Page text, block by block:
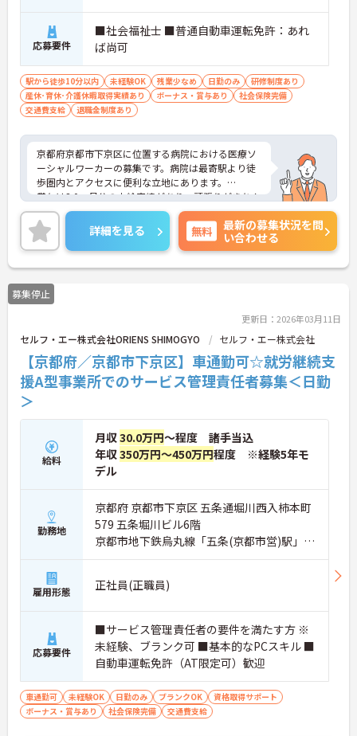
応募要件
■社会福祉士 ■普通自動車運転免許：あれ
ば尚可
駅から徒歩10分以内 未経験OK 残業少なめ 日勤のみ
研修制度あり
産休･育休･介護休暇取得実績あり
ボーナス・賞与あり
社会保険完備
交通費支給
退職金制度あり
京都府京都市下京区に位置する病院における医療ソ
ーシャルワーカーの募集です。病院は最寄駅より徒
歩圏内とアクセスに便利な立地にあります。
賞与は3.0ヶ月分の支給実績があり、頑張りがきちん
と評価される職場です。また、就業は17:15までなの
で、勤務終了後はプライベートな時間も充実させる
ことができます。
ご興味のある方には、面接対策ポイントなど、さら
に詳細をお話しいたしますのでお気軽にご相談くだ
さい！
詳細を見る 無料
最新の募集状況を問
い合わせる
募集停止
更新日：2026年03月11日
セルフ・エー株式会社ORIENS SHIMOGYO セルフ・エー株式会社
【京都府／京都市下京区】車通勤可☆就労継続支
援A型事業所でのサービス管理責任者募集＜日勤
＞
給料
月収30.0万円～程度 諸手当込
年収350万円～450万円程度 ※経験5年モ
デル
勤務地
京都府 京都市下京区 五条通堀川西入柿本町
579 五条堀川ビル6階
京都市地下鉄烏丸線「五条(京都市営)駅」徒
歩11分
雇用形態 正社員(正職員)
応募要件
■サービス管理責任者の要件を満たす方 ※
未経験、ブランク可 ■基本的なPCスキル ■
自動車運転免許（AT限定可）歓迎
車通勤可 未経験OK 日勤のみ ブランクOK
資格取得サポート
ボーナス・賞与あり
社会保険完備 交通費支給